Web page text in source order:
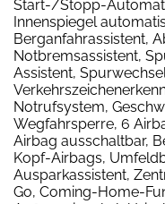
Start-/Stopp-
Innenspiegel
Berganfahrassistent,
Notbremsassistent,
Assistent,
Notrufsystem,
Wegfahrsperre, 6
Airbag ausschaltbar,
Kopf-Airbags,
Ausparkassistent,
Go, Coming-Home-